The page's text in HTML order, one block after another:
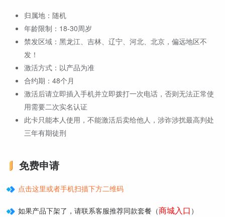
归属地：随机
年龄限制：18-30周岁
禁发区域：黑龙江、吉林、辽宁、河北、北京，偏远地区不
发！
激活方式：以产品为准
合约期：48个月
激活后请立即插入手机并立即拨打一次电话，否则无法正常使
用需要二次实名认证
此卡只能本人使用，不能激活后卖给他人，涉诈涉扰最高判处
三年有期徒刑
免费申请
点击这里或者手机扫描下方二维码
如果产品下架了，请联系客服推荐同款套餐（商城入口 ）